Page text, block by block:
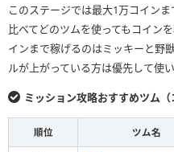
このステージでは最大1万コイン
比べてどのツムを使ってもコイン
インまで稼げるのはミッキーと野
ルが上がっている方は優先して使い
ミッション攻略おすすめツム（
順位 ツム名